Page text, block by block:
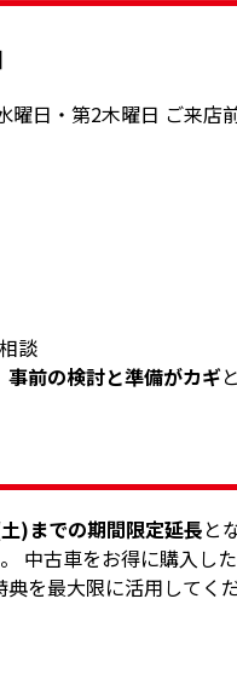
曜日・第2木曜日 ご来店
談
事前の検討と準備がカギ
)までの期間限定延長と
中古車をお得に購入した
を最大限に活用してく